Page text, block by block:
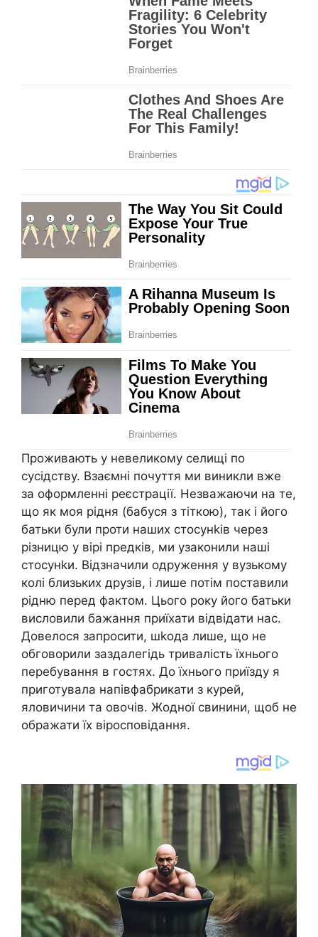
Проживають у невеликому селищі по
сусідству. Взаємні почуття ми виникли вже
за оформленні реєстрації. Незважаючи на те,
що як моя рідня (бабуся з тіткою), так і його
батьки були проти наших стосунkів через
різницю у вірі предків, ми узаконили наші
стосунkи. Відзначили одруження у вузькому
колі близьких друзів, і лише потім поставили
рідню перед фактом. Цього року його батьки
висловили бажання приїхати відвідати нас.
Довелося запросити, шkода лише, що не
обговорили заздалегідь тривалість їхнього
перебування в гостях. До їхнього приїзду я
приготувала напівфабрикати з курей,
яловичини та овочів. Жодної свинини, щоб не
ображати їх віросповідання.